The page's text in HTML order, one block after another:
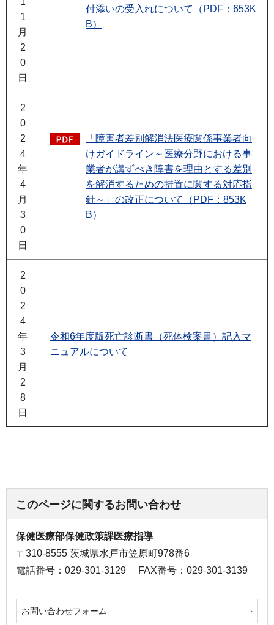
1
月
2
0
日
付添いの受入れについて（PDF：653K
B）
2
0
2
4
年
4
月
3
0
日
「障害者差別解消法医療関係事業者向
けガイドライン～医療分野における事
業者が講ずべき障害を理由とする差別
を解消するための措置に関する対応指
針～」の改正について（PDF：853K
B）
2
0
2
4
年
3
月
2
8
日
令和6年度版死亡診断書（死体検案書）記入マ
ニュアルについて
このページに関するお問い合わせ
保健医療部保健政策課医療指導
〒310-8555 茨城県水戸市笠原町978番6
電話番号：029-301-3129
FAX番号：029-301-3139
お問い合わせフォーム